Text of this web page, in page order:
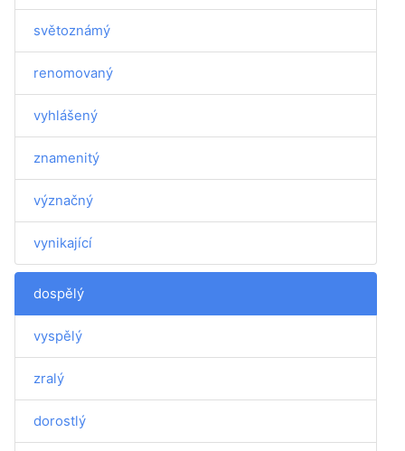
světoznámý
renomovaný
vyhlášený
znamenitý
význačný
vynikající
dospělý
vyspělý
zralý
dorostlý